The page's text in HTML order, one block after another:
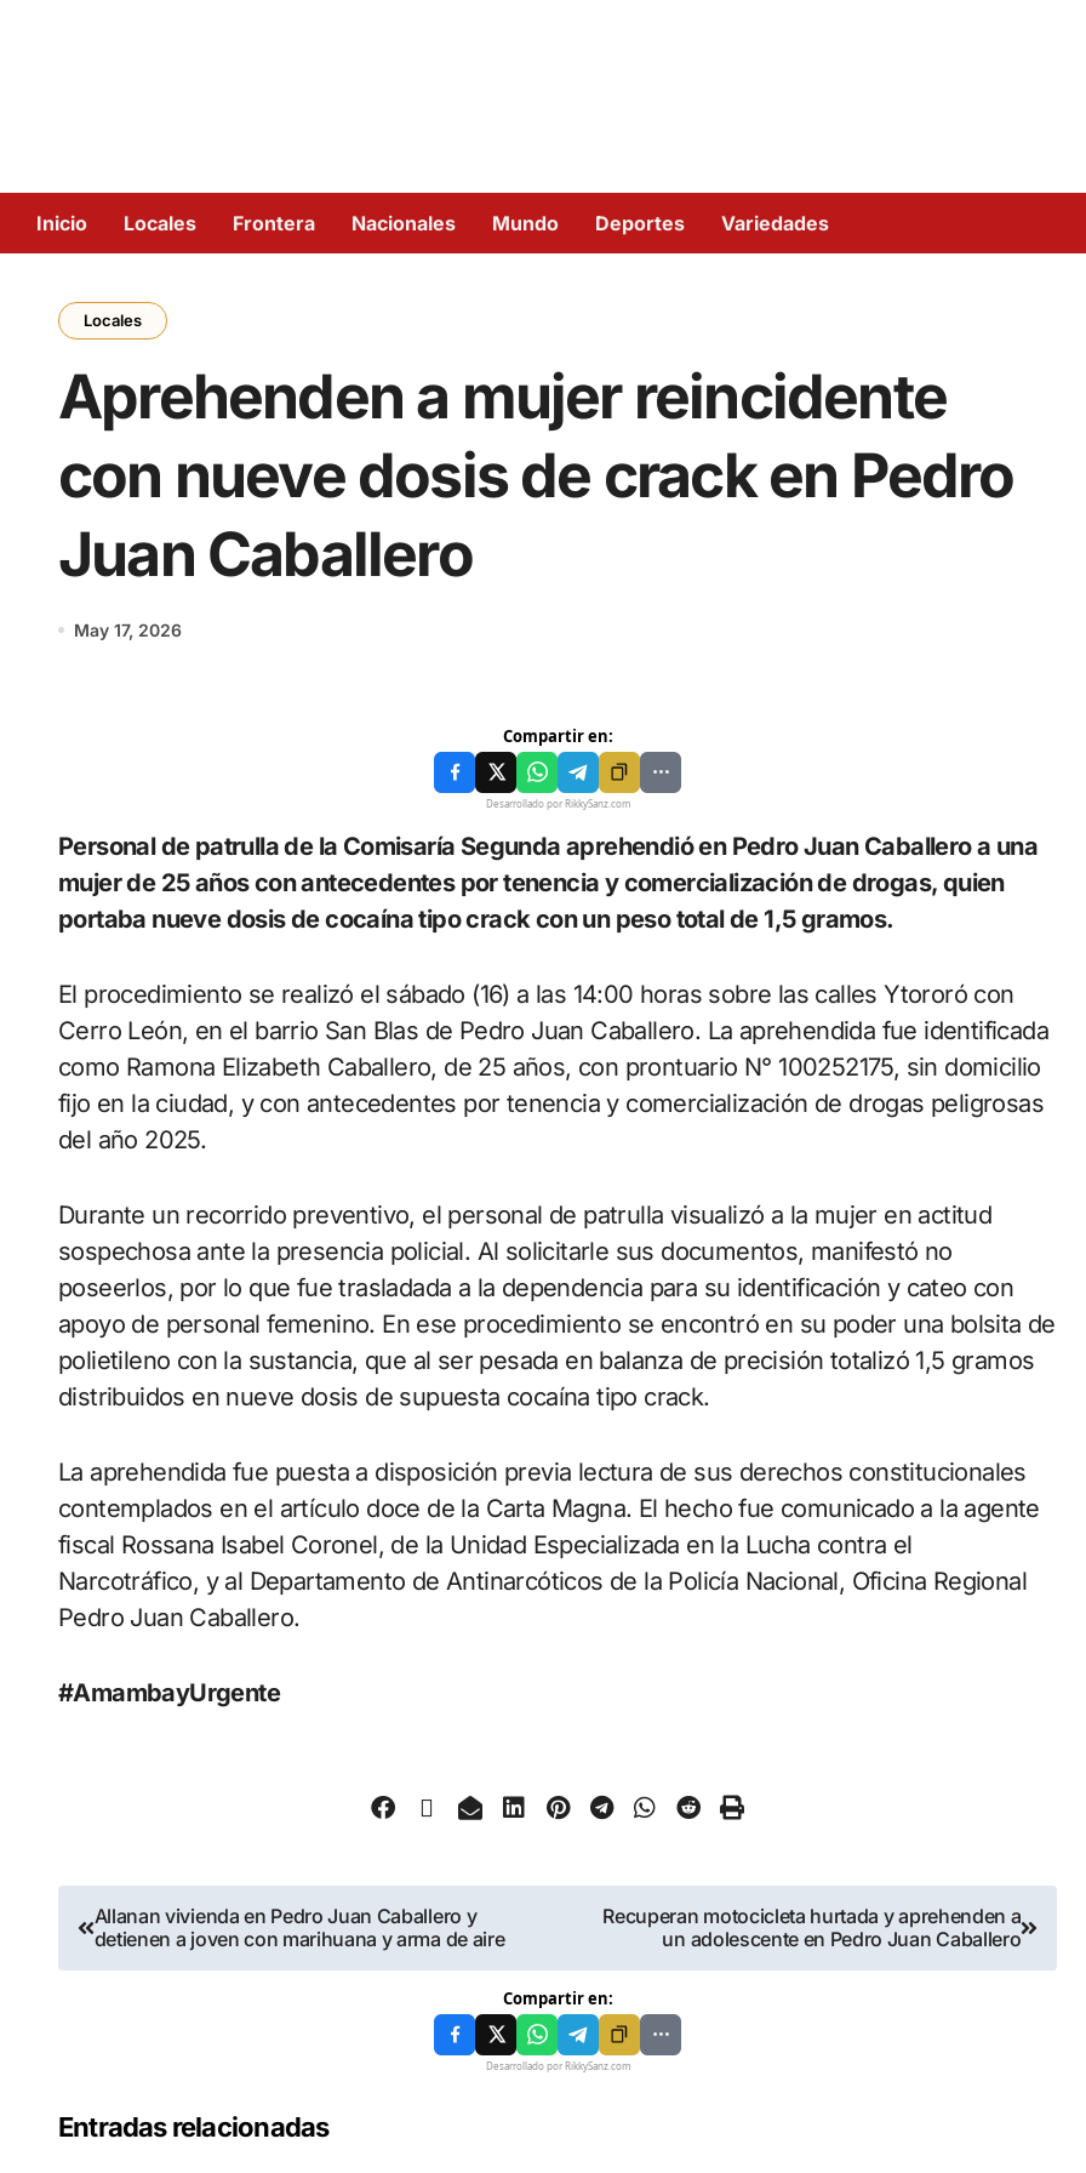
Inicio Locales Frontera Nacionales Mundo Deportes Variedades
Locales
Aprehenden a mujer reincidente
con nueve dosis de crack en Pedro
Juan Caballero
May 17, 2026
Compartir en:
Desarrollado por RikkySanz.com
Personal de patrulla de la Comisaría Segunda aprehendió en Pedro Juan Caballero a una
mujer de 25 años con antecedentes por tenencia y comercialización de drogas, quien
portaba nueve dosis de cocaína tipo crack con un peso total de 1,5 gramos.
El procedimiento se realizó el sábado (16) a las 14:00 horas sobre las calles Ytororó con
Cerro León, en el barrio San Blas de Pedro Juan Caballero. La aprehendida fue identificada
como Ramona Elizabeth Caballero, de 25 años, con prontuario N° 100252175, sin domicilio
fijo en la ciudad, y con antecedentes por tenencia y comercialización de drogas peligrosas
del año 2025.
Durante un recorrido preventivo, el personal de patrulla visualizó a la mujer en actitud
sospechosa ante la presencia policial. Al solicitarle sus documentos, manifestó no
poseerlos, por lo que fue trasladada a la dependencia para su identificación y cateo con
apoyo de personal femenino. En ese procedimiento se encontró en su poder una bolsita de
polietileno con la sustancia, que al ser pesada en balanza de precisión totalizó 1,5 gramos
distribuidos en nueve dosis de supuesta cocaína tipo crack.
La aprehendida fue puesta a disposición previa lectura de sus derechos constitucionales
contemplados en el artículo doce de la Carta Magna. El hecho fue comunicado a la agente
fiscal Rossana Isabel Coronel, de la Unidad Especializada en la Lucha contra el
Narcotráfico, y al Departamento de Antinarcóticos de la Policía Nacional, Oficina Regional
Pedro Juan Caballero.
#AmambayUrgente
Allanan vivienda en Pedro Juan Caballero y
detienen a joven con marihuana y arma de aire
Recuperan motocicleta hurtada y aprehenden a
un adolescente en Pedro Juan Caballero
Compartir en:
Desarrollado por RikkySanz.com
Entradas relacionadas